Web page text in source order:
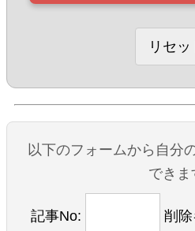
以下のフォームから自分
できま
記事No: 削